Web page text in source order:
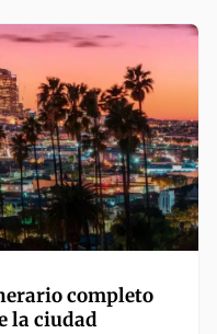
completo
la ciudad